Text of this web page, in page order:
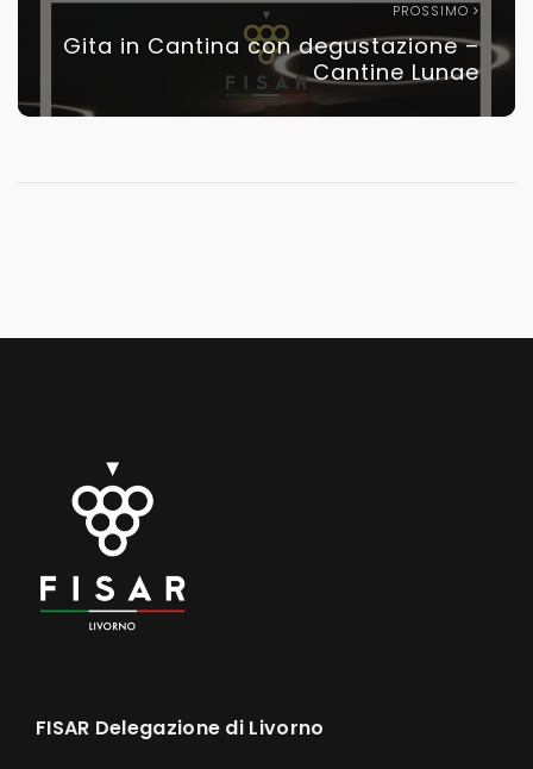
PROSSIMO
Gita in Cantina con degustazione –
Cantine Lunae
FISAR Delegazione di Livorno